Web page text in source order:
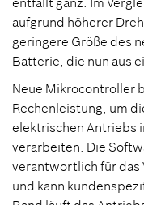
aufgrund höherer
geringere Größe des
Batterie, die nun aus
Neue Mikrocontroller
Rechenleistung, um
elektrischen Antriebs
verarbeiten. Die
verantwortlich für das
und kann